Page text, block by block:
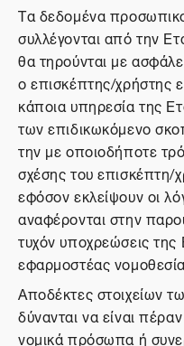
Τα δεδομένα
συλλέγονται από την
θα τηρούνται με
ο επισκέπτης/χρήστης
κάποια υπηρεσία της
των επιδικωκόμενο
την με οποιοδήποτε
σχέσης του επισκέπτη/
εφόσον εκλείψουν οι
αναφέρονται στην
τυχόν υποχρεώσεις της
εφαρμοστέας
Αποδέκτες στοιχείων
δύνανται να είναι
νομικά πρόσωπα ή